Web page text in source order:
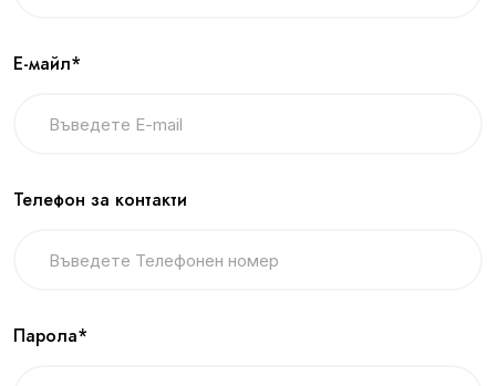
Е-майл*
Телефон за контакти
Парола*